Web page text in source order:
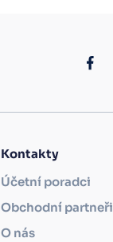
Kontakty
Účetní poradci
Obchodní partneři
O nás